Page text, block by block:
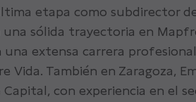
etapa como subdirector
una sólida trayectoria en
una extensa carrera
Vida. También en Zaragoza,
con experiencia en el